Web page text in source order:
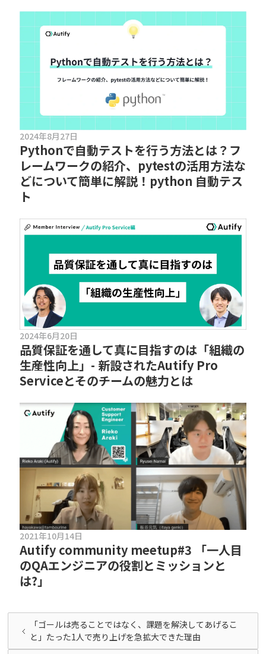
2024年8月27日
Pythonで自動テストを行う方法とは？フ
レームワークの紹介、pytestの活用方法な
どについて簡単に解説！python 自動テス
ト
2024年6月20日
品質保証を通して真に目指すのは「組織の
生産性向上」- 新設されたAutify Pro
Serviceとそのチームの魅力とは
2021年10月14日
Autify community meetup#3 「一人目
のQAエンジニアの役割とミッションと
は?」
「ゴールは売ることではなく、課題を解決してあげるこ
と」たった1人で売り上げを急拡大できた理由